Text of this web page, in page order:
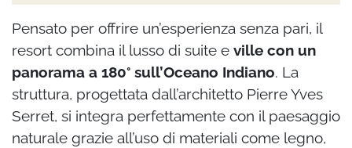
Pensato per offrire un’esperienza senza pari, il
resort combina il lusso di suite e ville con un
panorama a 180° sull’Oceano Indiano. La
struttura, progettata dall’architetto Pierre Yves
Serret, si integra perfettamente con il paesaggio
naturale grazie all’uso di materiali come legno,